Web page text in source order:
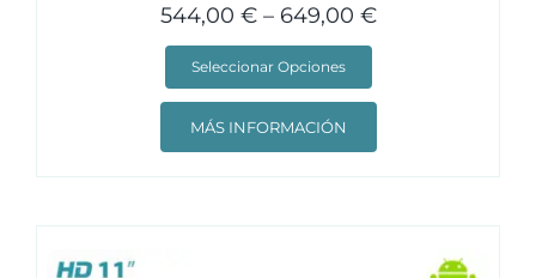
544,00 €– 649,00 €
Seleccionar Opciones
Este
producto
múltiples
MÁS INFORMACIÓN